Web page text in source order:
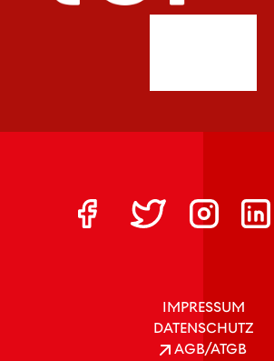
IMPRESSUM
DATENSCHUTZ
AGB/ATGB